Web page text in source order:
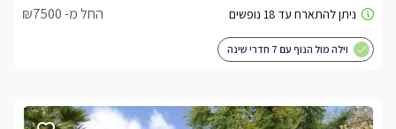
החל מ- ₪7500
וילה מול הנוף עם 7 חדרי שינה